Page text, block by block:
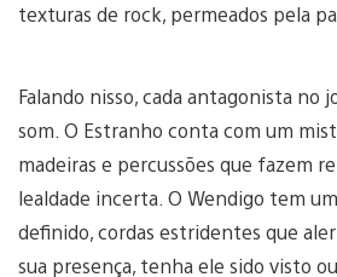
texturas de rock, permeados pela
Falando nisso, cada antagonista no
som. O Estranho conta com um
madeiras e percussões que fazem
lealdade incerta. O Wendigo tem
definido, cordas estridentes que
sua presença, tenha ele sido visto